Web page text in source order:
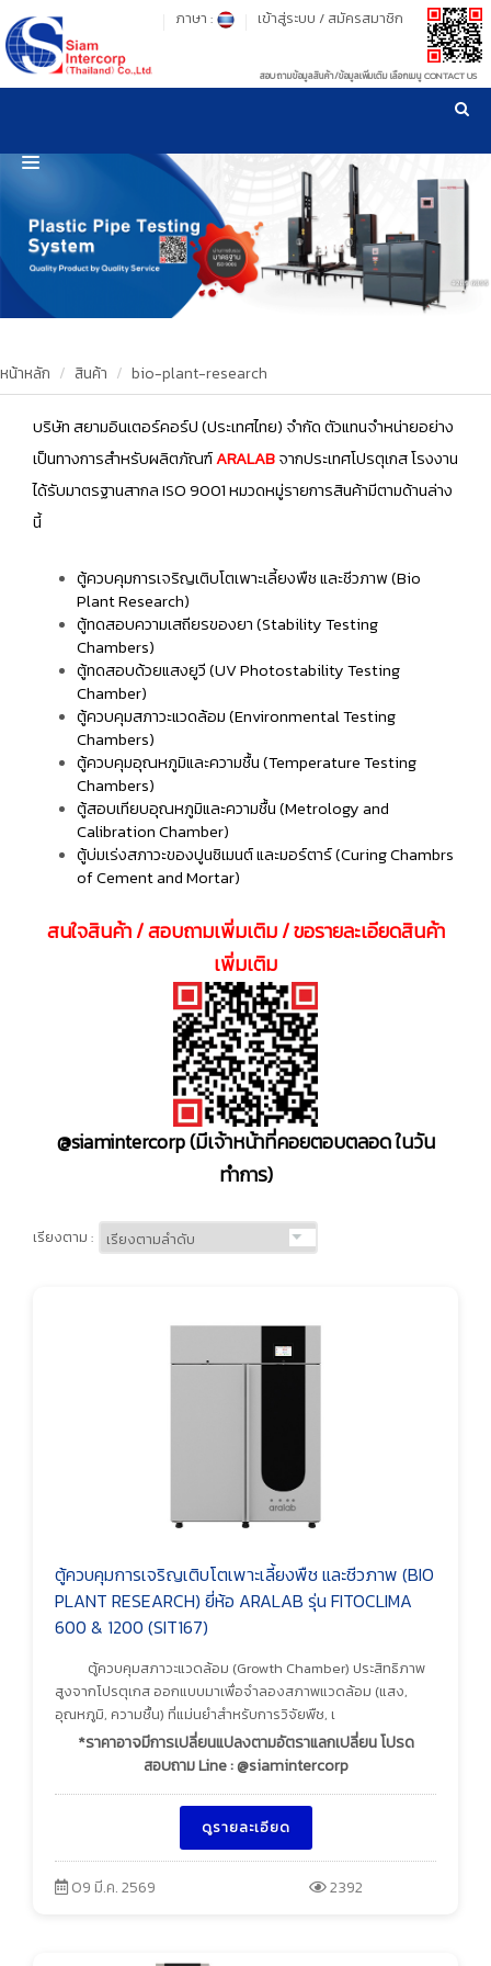
รู้ลึก รู้จริง เรื่องเครื่องมือทดสอบวัสดุ ! ยืน 1 เรื่องมาตรฐานการให้บริการ
เข้าสู่ระบบ / สมัครสมาชิก
ภาษา :
สอบถามข้อมูลสินค้า/ข้อมูลเพิ่มเติม เลือกเมนู CONTACT US
HOME
PRODUCT
OUR CLIENTS
OUR WORKS
CALIBRATION
CONTACT US
หน้าหลัก สินค้า bio-plant-research
บริษัท สยามอินเตอร์คอร์ป (ประเทศไทย) จำกัด ตัวแทนจำหน่ายอย่าง
เป็นทางการสำหรับผลิตภัณฑ์ARALABจากประเทศโปรตุเกสโรงงาน
ได้รับมาตรฐานสากล ISO 9001หมวดหมู่รายการสินค้ามีตามด้านล่าง
นี้
ตู้ควบคุมการเจริญเติบโตเพาะเลี้ยงพืช และชีวภาพ (Bio
Plant Research)
ตู้ทดสอบความเสถียรของยา (Stability Testing
Chambers)
ตู้ทดสอบด้วยแสงยูวี (UV Photostability Testing
Chamber)
ตู้ควบคุมสภาวะแวดล้อม (Environmental Testing
Chambers)
ตู้ควบคุมอุณหภูมิและความชื้น (Temperature Testing
Chambers)
ตู้สอบเทียบอุณหภูมิและความชื้น (Metrology and
Calibration Chamber)
ตู้บ่มเร่งสภาวะของปูนซิเมนต์ และมอร์ตาร์ (Curing Chambrs
of Cement and Mortar)
สนใจสินค้า / สอบถามเพิ่มเติม / ขอรายละเอียดสินค้า
เพิ่มเติม
@siamintercorp(มีเจ้าหน้าที่คอยตอบตลอด ในวัน
ทำการ)
เรียงตาม :
ตู้ควบคุมการเจริญเติบโตเพาะเลี้ยงพืช และชีวภาพ (BIO
PLANT RESEARCH) ยี่ห้อ ARALAB รุ่น FITOCLIMA
600 & 1200 (SIT167)
ตู้ควบคุมสภาวะแวดล้อม (Growth Chamber) ประสิทธิภาพ
สูงจากโปรตุเกส ออกแบบมาเพื่อจำลองสภาพแวดล้อม (แสง,
อุณหภูมิ, ความชื้น) ที่แม่นยำสำหรับการวิจัยพืช, เ
*ราคาอาจมีการเปลี่ยนแปลงตามอัตราแลกเปลี่ยน โปรด
สอบถาม Line : @siamintercorp
ดูรายละเอียด
09 มี.ค. 2569 2392